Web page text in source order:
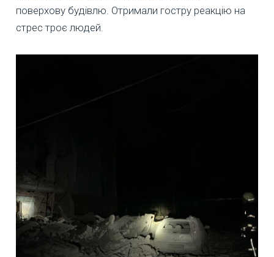
поверхову будівлю. Отримали гостру реакцію на
стрес троє людей.